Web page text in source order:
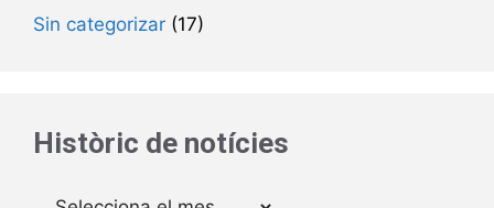
Sin categorizar (17)
Històric de notícies
Arxius